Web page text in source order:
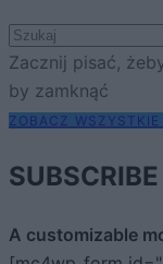
Zacznij pisać,
by zamknąć
ZOBACZ WSZYSTKIE
SUBSCRIBE
A customizable